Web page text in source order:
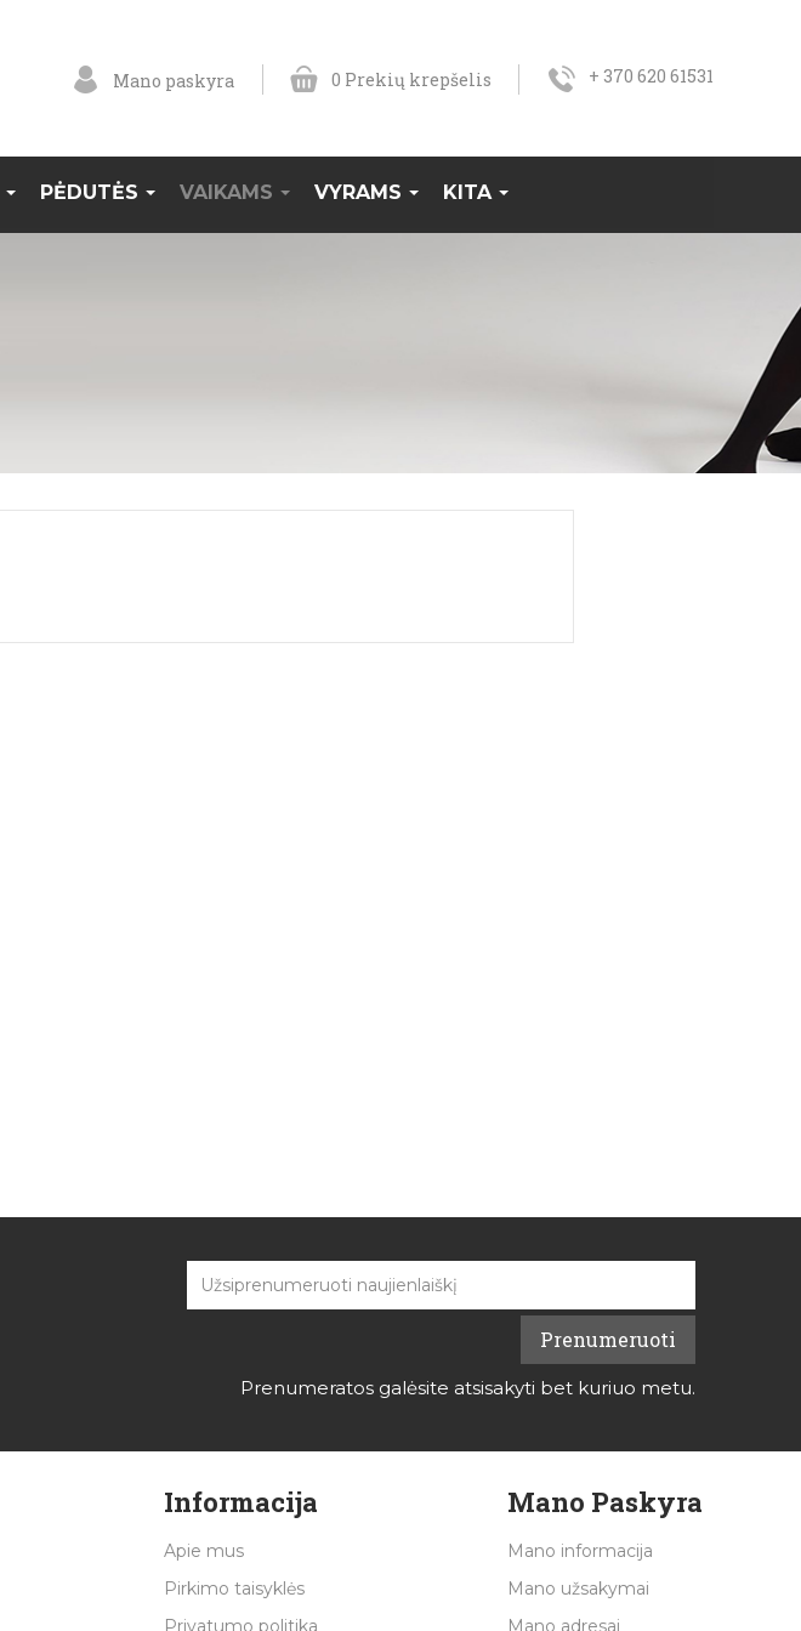
Mano paskyra 0 Prekių krepšelis + 370 620 61531
PĖDUTĖS VAIKAMS VYRAMS KITA
Prenumeratos galėsite atsisakyti bet kuriuo metu.
Informacija
Apie mus
Pirkimo taisyklės
Privatumo politika
Mano Paskyra
Mano informacija
Mano užsakymai
Mano adresai